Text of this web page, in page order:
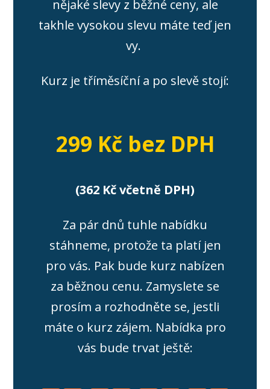
nějaké slevy z běžné ceny, ale
takhle vysokou slevu máte teď jen
vy.
Kurz je tříměsíční a po slevě stojí:
299 Kč bez DPH
(362 Kč včetně DPH)
Za pár dnů tuhle nabídku
stáhneme, protože ta platí jen
pro vás. Pak bude kurz nabízen
za běžnou cenu. Zamyslete se
prosím a rozhodněte se, jestli
máte o kurz zájem. Nabídka pro
vás bude trvat ještě: